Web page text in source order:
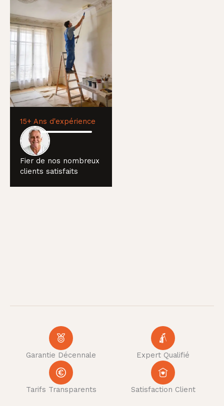
15+ Ans d'expérience
Fier de nos nombreux
clients satisfaits
Garantie Décennale Expert Qualifié
Tarifs Transparents Satisfaction Client